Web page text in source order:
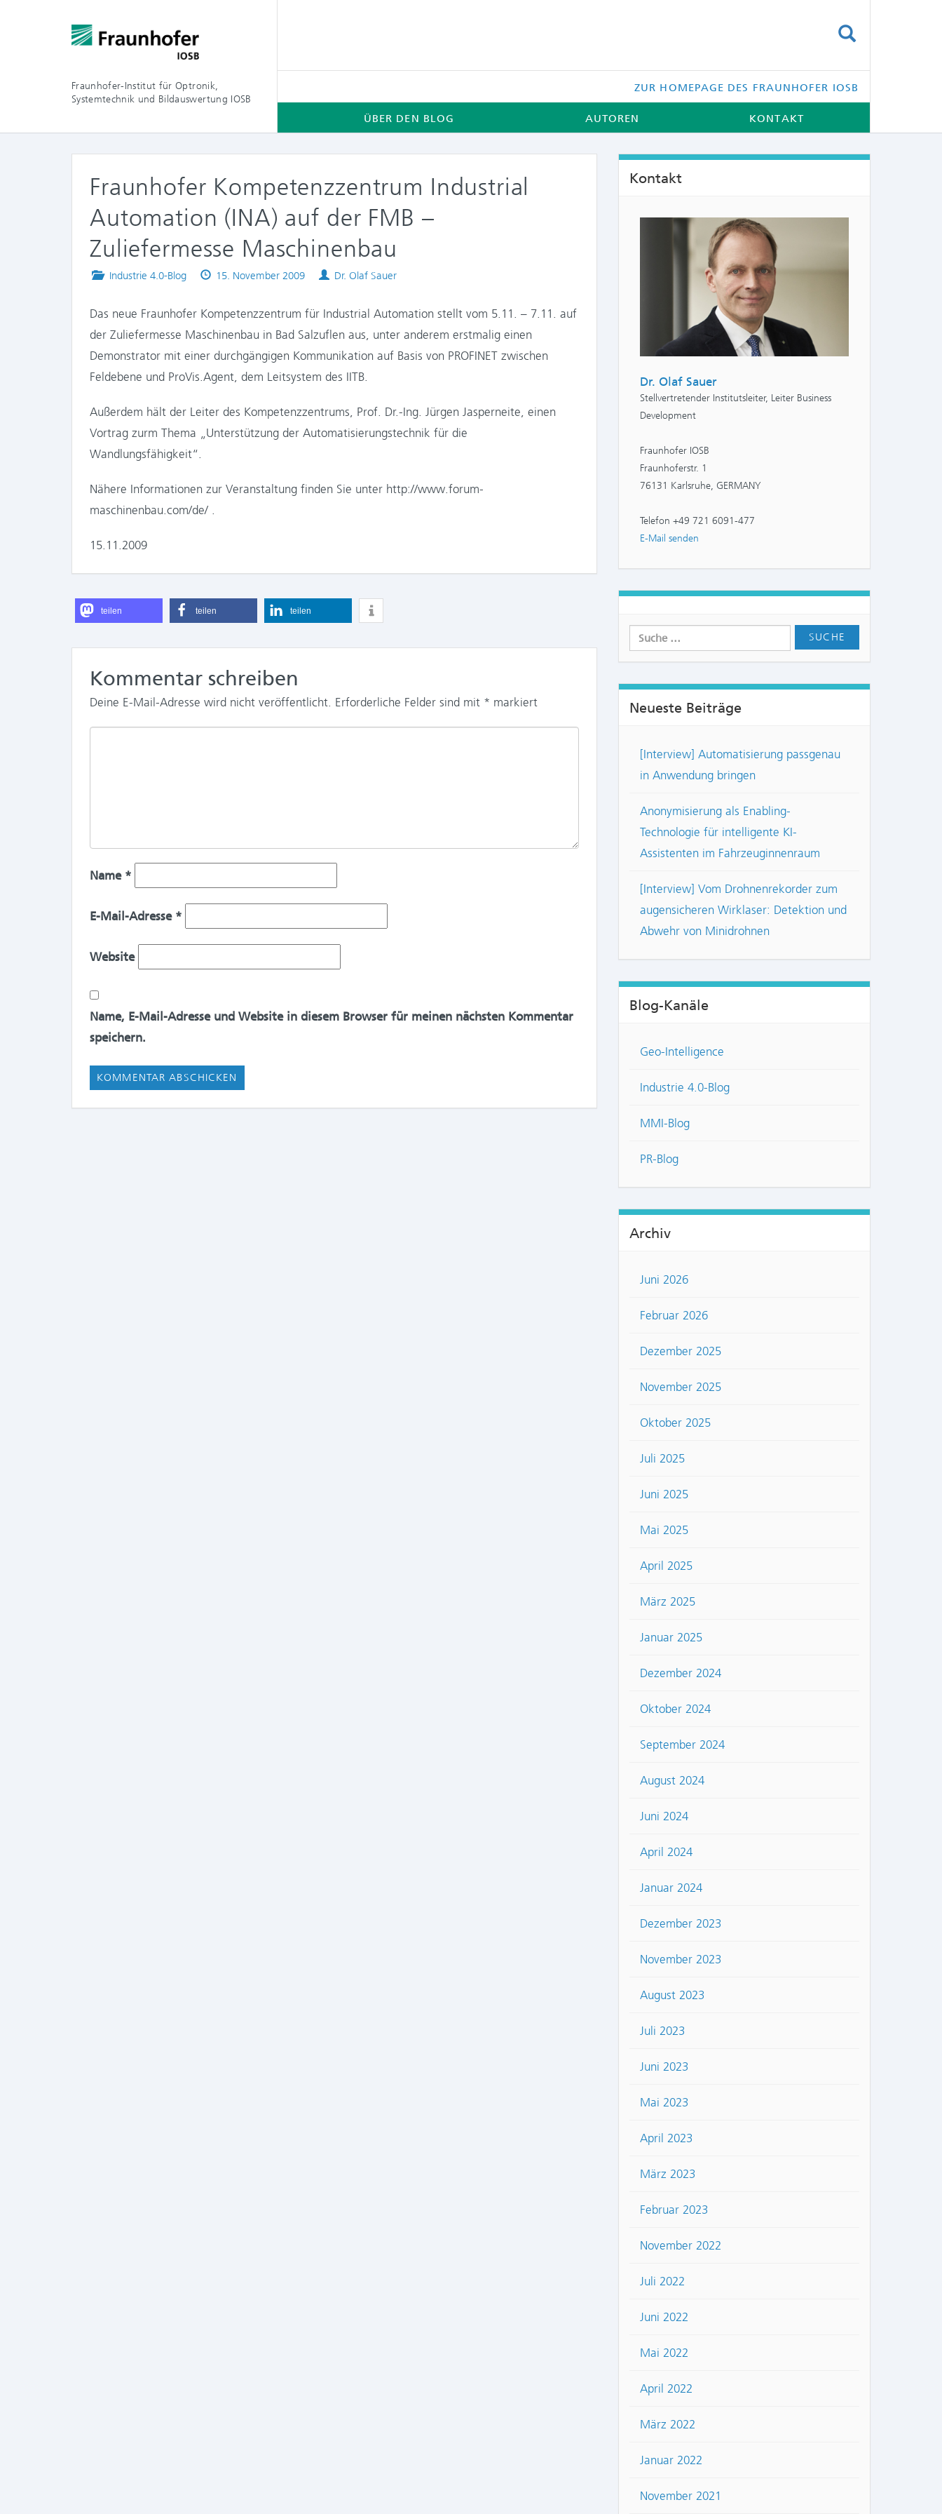
Fraunhofer-Institut für Optronik,
Systemtechnik und Bildauswertung IOSB
ZUR HOMEPAGE DES FRAUNHOFER IOSB
ÜBER DEN BLOG AUTOREN KONTAKT
Fraunhofer Kompetenzzentrum Industrial
Automation (INA) auf der FMB –
Zuliefermesse Maschinenbau
Posted
Industrie 4.0-Blog
Published
15. November 2009 Authors
Dr. Olaf Sauer
Das neue Fraunhofer Kompetenzzentrum für Industrial Automation stellt vom 5.11. – 7.11. auf
der Zuliefermesse Maschinenbau in Bad Salzuflen aus, unter anderem erstmalig einen
Demonstrator mit einer durchgängigen Kommunikation auf Basis von PROFINET zwischen
Feldebene und ProVis.Agent, dem Leitsystem des IITB.
Außerdem hält der Leiter des Kompetenzzentrums, Prof. Dr.-Ing. Jürgen Jasperneite, einen
Vortrag zurm Thema „Unterstützung der Automatisierungstechnik für die
Wandlungsfähigkeit“.
Nähere Informationen zur Veranstaltung finden Sie unter http://www.forum-
maschinenbau.com/de/ .
15.11.2009
teilen teilen teilen
Kommentar schreiben
Deine E-Mail-Adresse wird nicht veröffentlicht. Erforderliche Felder sind mit * markiert
Name *
E-Mail-Adresse *
Website
Name, E-Mail-Adresse und Website in diesem Browser für meinen nächsten Kommentar
speichern.
Kontakt
Dr. Olaf Sauer
Stellvertretender Institutsleiter, Leiter Business
Development
Fraunhofer IOSB
Fraunhoferstr. 1
76131 Karlsruhe, GERMANY
Telefon +49 721 6091-477
E-Mail senden
Neueste Beiträge
[Interview] Automatisierung passgenau
in Anwendung bringen
Anonymisierung als Enabling-
Technologie für intelligente KI-
Assistenten im Fahrzeuginnenraum
[Interview] Vom Drohnenrekorder zum
augensicheren Wirklaser: Detektion und
Abwehr von Minidrohnen
Blog-Kanäle
Geo-Intelligence
Industrie 4.0-Blog
MMI-Blog
PR-Blog
Archiv
Juni 2026
Februar 2026
Dezember 2025
November 2025
Oktober 2025
Juli 2025
Juni 2025
Mai 2025
April 2025
März 2025
Januar 2025
Dezember 2024
Oktober 2024
September 2024
August 2024
Juni 2024
April 2024
Januar 2024
Dezember 2023
November 2023
August 2023
Juli 2023
Juni 2023
Mai 2023
April 2023
März 2023
Februar 2023
November 2022
Juli 2022
Juni 2022
Mai 2022
April 2022
März 2022
Januar 2022
November 2021